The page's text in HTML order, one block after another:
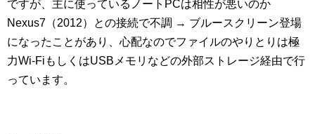
ですが、主に使っているノートPCは相性が悪いのか
Nexus7（2012）との接続で不調 → ブルースクリーン登場
になったことがあり、心配なのでファイルのやりとりは極
力Wi-FiもしくはUSBメモリなどの外部ストレージ経由で行
っています。